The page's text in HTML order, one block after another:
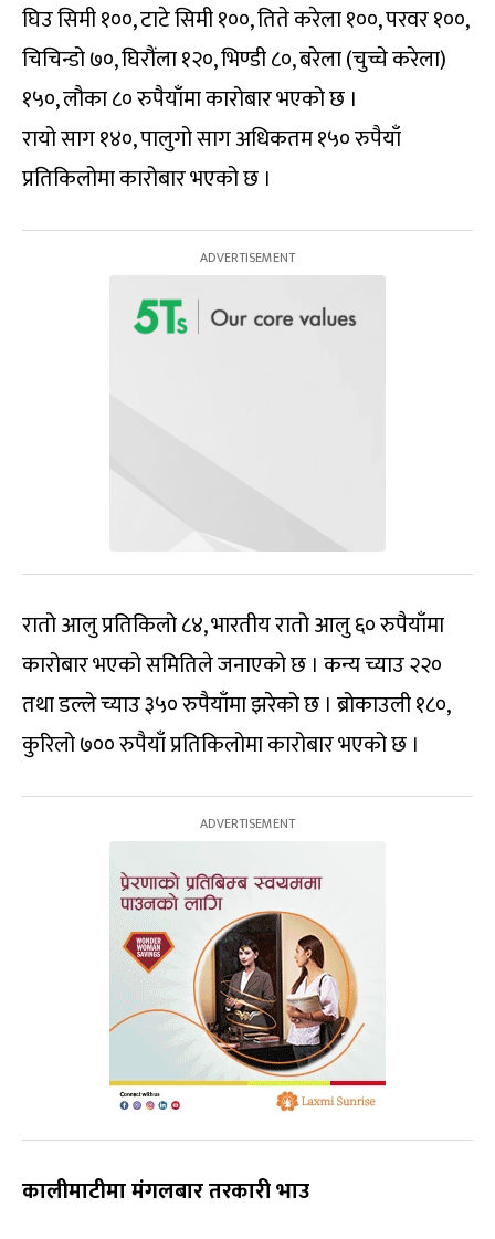
घिउ सिमी १००, टाटे सिमी १००, तिते करेला १००, परवर १००,
चिचिन्डो ७०, घिरौंला १२०, भिण्डी ८०, बरेला (चुच्चे करेला)
१५०, लौका ८० रुपैयाँमा कारोबार भएको छ ।
रायो साग १४०, पालुगो साग अधिकतम १५० रुपैयाँ
प्रतिकिलोमा कारोबार भएको छ ।
रातो आलु प्रतिकिलो ८४, भारतीय रातो आलु ६० रुपैयाँमा
कारोबार भएको समितिले जनाएको छ । कन्य च्याउ २२०
तथा डल्ले च्याउ ३५० रुपैयाँमा झरेको छ । ब्रोकाउली १८०,
कुरिलो ७०० रुपैयाँ प्रतिकिलोमा कारोबार भएको छ ।
कालीमाटीमा मंगलबार तरकारी भाउ